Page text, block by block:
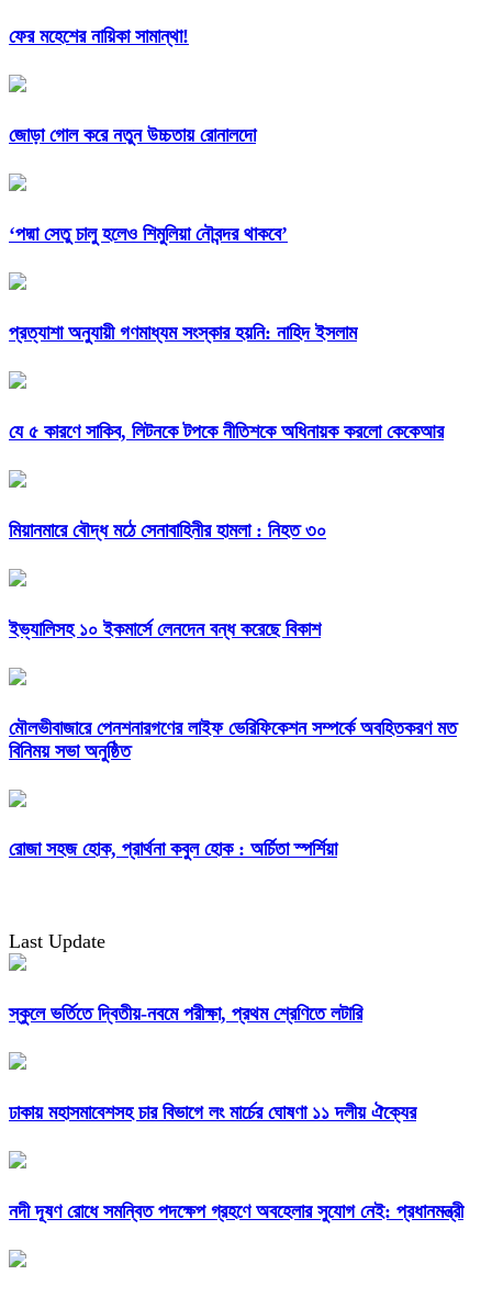
ফের মহেশের নায়িকা সামান্থা!
জোড়া গোল করে নতুন উচ্চতায় রোনালদো
‘পদ্মা সেতু চালু হলেও শিমুলিয়া নৌবন্দর থাকবে’
প্রত্যাশা অনুযায়ী গণমাধ্যম সংস্কার হয়নি: নাহিদ ইসলাম
যে ৫ কারণে সাকিব, লিটনকে টপকে নীতিশকে অধিনায়ক করলো কেকেআর
মিয়ানমারে বৌদ্ধ মঠে সেনাবাহিনীর হামলা : নিহত ৩০
ইভ্যালিসহ ১০ ইকমার্সে লেনদেন বন্ধ করেছে বিকাশ
মৌলভীবাজারে পেনশনারগণের লাইফ ভেরিফিকেশন সম্পর্কে অবহিতকরণ মত
বিনিময় সভা অনুষ্ঠিত
রোজা সহজ হোক, প্রার্থনা কবুল হোক : অর্চিতা স্পর্শিয়া
Last Update
স্কুলে ভর্তিতে দ্বিতীয়-নবমে পরীক্ষা, প্রথম শ্রেণিতে লটারি
ঢাকায় মহাসমাবেশসহ চার বিভাগে লং মার্চের ঘোষণা ১১ দলীয় ঐক্যের
নদী দূষণ রোধে সমন্বিত পদক্ষেপ গ্রহণে অবহেলার সুযোগ নেই: প্রধানমন্ত্রী